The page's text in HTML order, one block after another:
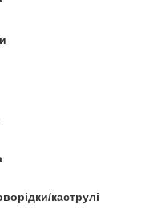
каструлі